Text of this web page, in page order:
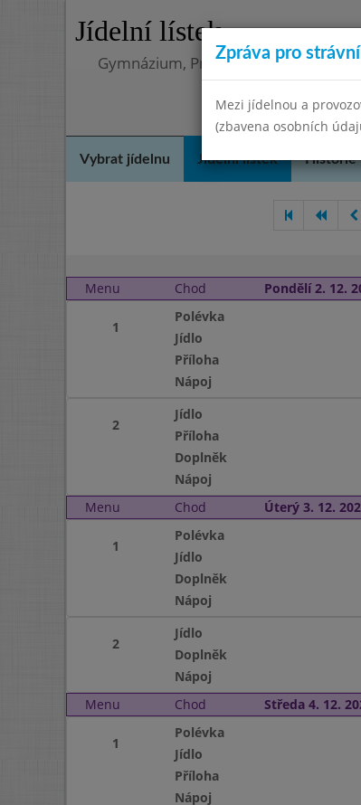
Jídelní lístek
Gymnázium, Praha 4, Budějovická
Vybrat jídelnu Jídelní lístek Historie
Menu
Chod Pondělí 2. 12.
1
Polévka
Jídlo
Příloha
Nápoj
2
Jídlo
Příloha
Doplněk
Nápoj
Menu
Chod Úterý 3. 12.
1
Polévka
Jídlo
Doplněk
Nápoj
2
Jídlo
Doplněk
Nápoj
Menu
Chod Středa 4. 12.
1
Polévka
Jídlo
Příloha
Nápoj
Zpráva pro
Mezi jídelnou a
(zbavena osobních